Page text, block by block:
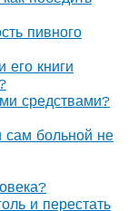
пивного
его книги
средствами?
сам больной не
и перестать